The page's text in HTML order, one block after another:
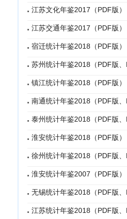
江苏文化年鉴2017（PDF版）
江苏交通年鉴2017（PDF版）
宿迁统计年鉴2018（PDF版）
苏州统计年鉴2018（PDF版、
镇江统计年鉴2018（PDF版）
南通统计年鉴2018（PDF版、
泰州统计年鉴2018（PDF版、
淮安统计年鉴2018（PDF版）
徐州统计年鉴2018（PDF版、
淮安统计年鉴2007（PDF版）
无锡统计年鉴2018（PDF版、
江苏统计年鉴2018（PDF版、